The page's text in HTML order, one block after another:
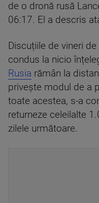
de o dronă rusă
06:17. El a descris
Discuțiile de vineri
condus la nicio
Rusia rămân la
privește modul de a
toate acestea, s-a
returneze celeilalte
zilele următoare.